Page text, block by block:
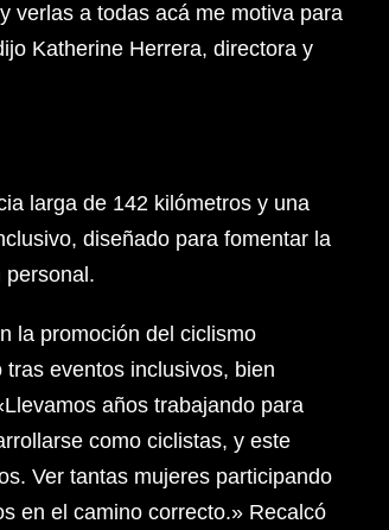
verlas a todas acá me motiva para
Katherine Herrera, directora y
larga de 142 kilómetros y una
diseñado para fomentar la
personal.
la promoción del ciclismo
eventos inclusivos, bien
años trabajando para
como ciclistas, y este
Ver tantas mujeres participando
en el camino correcto.» Recalcó